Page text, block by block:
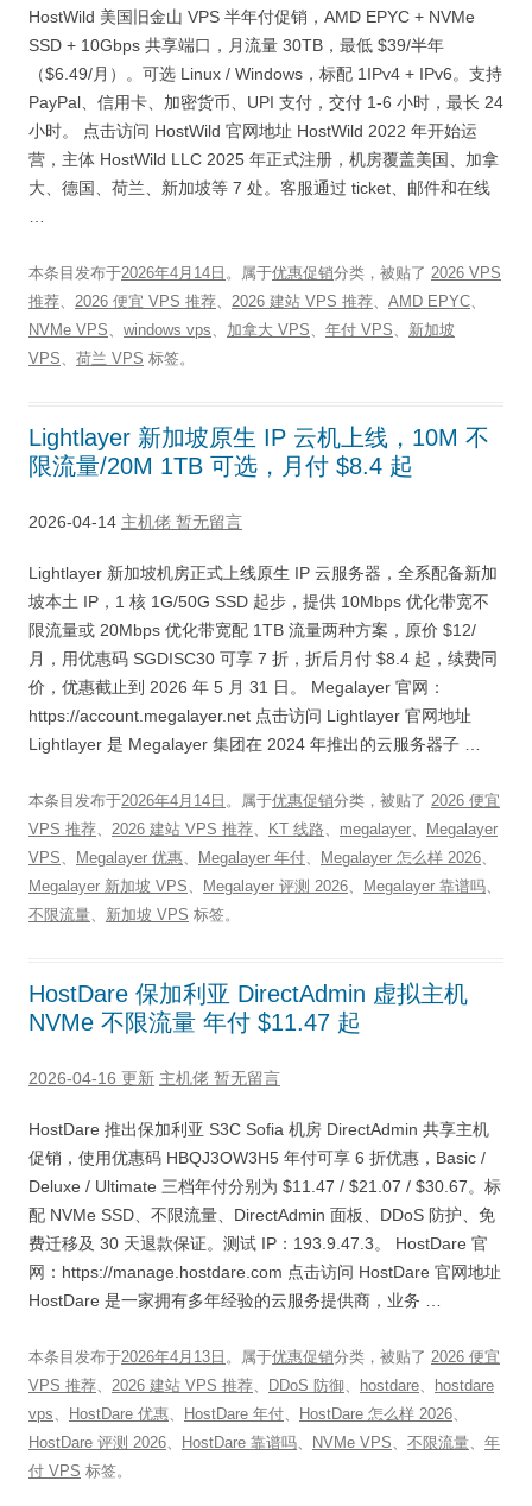
HostWild 美国旧金山 VPS 半年付促销，AMD EPYC + NVMe
SSD + 10Gbps 共享端口，月流量 30TB，最低 $39/半年
（$6.49/月）。可选 Linux / Windows，标配 1IPv4 + IPv6。支持
PayPal、信用卡、加密货币、UPI 支付，交付 1-6 小时，最长 24
小时。 点击访问 HostWild 官网地址 HostWild 2022 年开始运
营，主体 HostWild LLC 2025 年正式注册，机房覆盖美国、加拿
大、德国、荷兰、新加坡等 7 处。客服通过 ticket、邮件和在线
本条目发布于2026年4月14日 。属于优惠促销分类，被贴了 2026 VPS
推荐、 2026 便宜 VPS 推荐、 2026 建站 VPS 推荐、 AMD EPYC、
NVMe VPS、 windows vps、 加拿大 VPS、 年付 VPS、 新加坡
VPS、 荷兰 VPS 标签。
Lightlayer 新加坡原生 IP 云机上线，10M 不
限流量/20M 1TB 可选，月付 $8.4 起
2026-04-14 主机佬 暂无留言
Lightlayer 新加坡机房正式上线原生 IP 云服务器，全系配备新加
坡本土 IP，1 核 1G/50G SSD 起步，提供 10Mbps 优化带宽不
限流量或 20Mbps 优化带宽配 1TB 流量两种方案，原价 $12/
月，用优惠码 SGDISC30 可享 7 折，折后月付 $8.4 起，续费同
价，优惠截止到 2026 年 5 月 31 日。 Megalayer 官网：
https://account.megalayer.net 点击访问 Lightlayer 官网地址
Lightlayer 是 Megalayer 集团在 2024 年推出的云服务器子 …
本条目发布于2026年4月14日 。属于优惠促销分类，被贴了 2026 便宜
VPS 推荐、 2026 建站 VPS 推荐、 KT 线路、 megalayer、
Megalayer
VPS、 Megalayer 优惠、 Megalayer 年付、 Megalayer 怎么样 2026、
Megalayer 新加坡 VPS、 Megalayer 评测 2026、 Megalayer 靠谱吗、
不限流量、 新加坡 VPS 标签。
HostDare 保加利亚 DirectAdmin 虚拟主机
NVMe 不限流量 年付 $11.47 起
2026-04-16 更新 主机佬 暂无留言
HostDare 推出保加利亚 S3C Sofia 机房 DirectAdmin 共享主机
促销，使用优惠码 HBQJ3OW3H5 年付可享 6 折优惠，Basic /
Deluxe / Ultimate 三档年付分别为 $11.47 / $21.07 / $30.67。标
配 NVMe SSD、不限流量、DirectAdmin 面板、DDoS 防护、免
费迁移及 30 天退款保证。测试 IP：193.9.47.3。 HostDare 官
网：https://manage.hostdare.com 点击访问 HostDare 官网地址
HostDare 是一家拥有多年经验的云服务提供商，业务 …
本条目发布于2026年4月13日 。属于优惠促销分类，被贴了 2026 便宜
VPS 推荐、 2026 建站 VPS 推荐、 DDoS 防御、 hostdare、
hostdare
vps、 HostDare 优惠、 HostDare 年付、 HostDare 怎么样 2026、
HostDare 评测 2026、 HostDare 靠谱吗、 NVMe VPS、 不限流量、 年
付 VPS 标签。